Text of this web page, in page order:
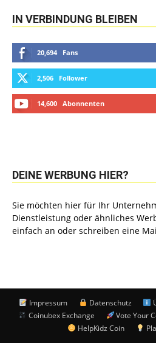
IN VERBINDUNG BLEIBEN
20,694 Fans
2,506 Follower
14,600 Abonnenten
DEINE WERBUNG HIER?
Sie möchten hier für Ihr
Dienstleistung oder ähnliches
einfach an oder schreiben eine
Impressum Datenschutz
Coinubex Exchange
Vote Your
HelpKidz Coin